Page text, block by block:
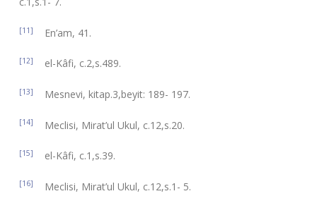
[11] En’am, 41.
[12] el-Kâfi, c.2,s.489.
[13] Mesnevi, kitap.3,beyit: 189- 197.
[14] Meclisi, Mirat’ul Ukul, c.12,s.20.
[15] el-Kâfi, c.1,s.39.
[16] Meclisi, Mirat’ul Ukul, c.12,s.1- 5.